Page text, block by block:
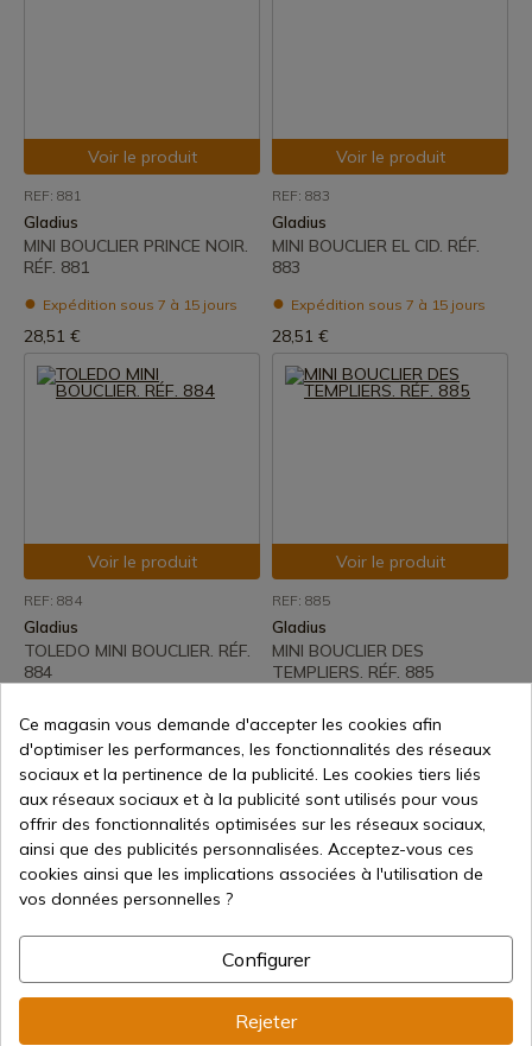
Voir le produit
REF: 881
Gladius
MINI BOUCLIER PRINCE NOIR.
RÉF. 881
Expédition sous 7 à 15 jours
28,51 €
Voir le produit
REF: 883
Gladius
MINI BOUCLIER EL CID. RÉF.
883
Expédition sous 7 à 15 jours
28,51 €
Voir le produit
REF: 884
Gladius
TOLEDO MINI BOUCLIER. RÉF.
884
28,51 €
Voir le produit
REF: 885
Gladius
MINI BOUCLIER DES
TEMPLIERS. RÉF. 885
28,51 €
1
Ce magasin vous demande d'accepter les cookies afin
d'optimiser les performances, les fonctionnalités des réseaux
sociaux et la pertinence de la publicité. Les cookies tiers liés
aux réseaux sociaux et à la publicité sont utilisés pour vous
offrir des fonctionnalités optimisées sur les réseaux sociaux,
ainsi que des publicités personnalisées. Acceptez-vous ces
cookies ainsi que les implications associées à l'utilisation de
vos données personnelles ?
Configurer
Rejeter